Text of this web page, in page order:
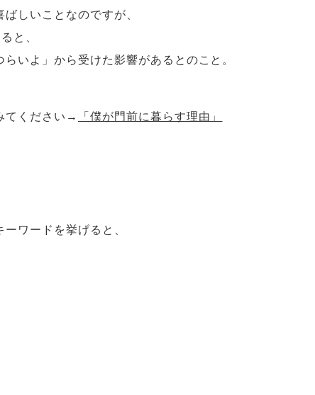
しいことなのですが、
と、
いよ」から受けた影響があるとのこと。
てください→ 「僕が門前に暮らす理由」
ワードを挙げると、